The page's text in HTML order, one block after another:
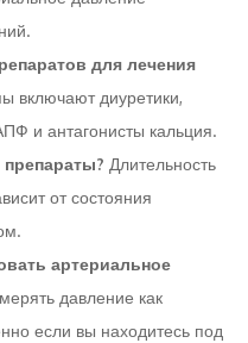
для лечения
включают диуретики,
и антагонисты кальция.
Длительность
от состояния
артериальное
давление как
если вы находитесь под